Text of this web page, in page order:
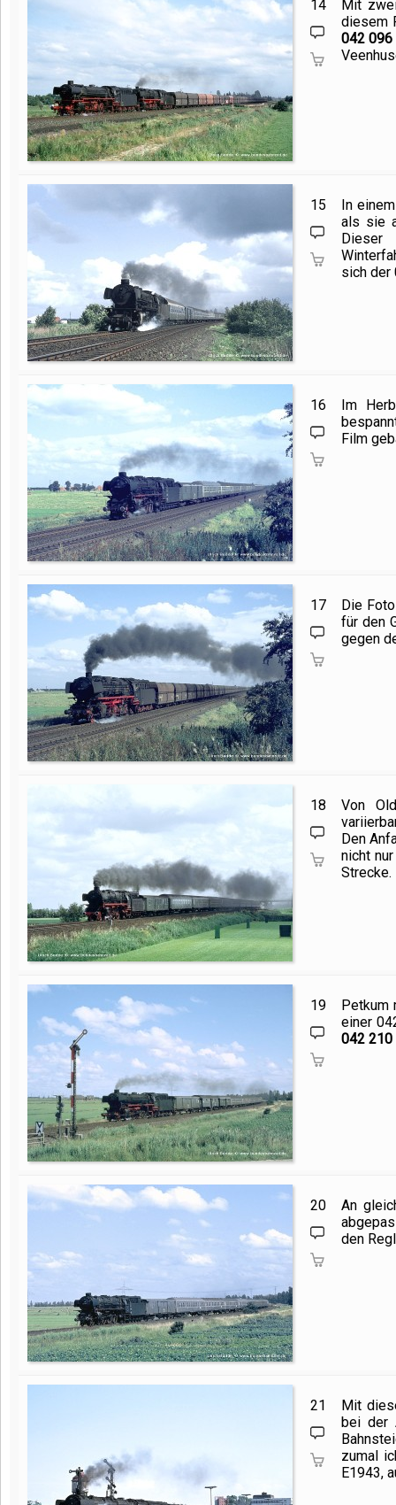
14
Mit
diesem
042 096
15
In
als sie
Dieser
sich der
16
Im
Film
17
Die
für den
gegen
18
Von
Den
nicht
Strecke.
19
Petkum
einer
042 210
20
An
den
21
Mit
bei der
zumal
E1943,